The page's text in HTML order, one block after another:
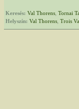
Keresés: Val Thorens Tornai
Helyszín: Val Thorens Trois